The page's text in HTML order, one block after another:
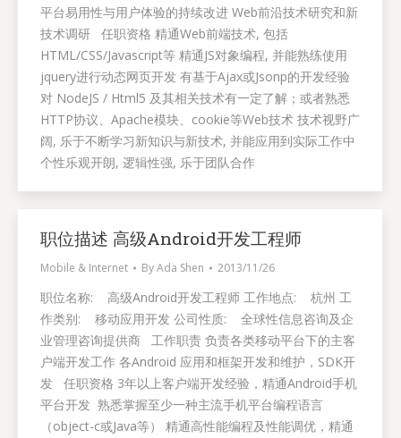
平台易用性与用户体验的持续改进 Web前沿技术研究和新
技术调研 任职资格 精通Web前端技术, 包括
HTML/CSS/Javascript等 精通JS对象编程, 并能熟练使用
jquery进行动态网页开发 有基于Ajax或Jsonp的开发经验
对 NodeJS / Html5 及其相关技术有一定了解；或者熟悉
HTTP协议、Apache模块、cookie等Web技术 技术视野广
阔, 乐于不断学习新知识与新技术, 并能应用到实际工作中
个性乐观开朗, 逻辑性强, 乐于团队合作
职位描述 高级Android开发工程师
Mobile & Internet ByAda Shen 2013/11/26
职位名称: 高级Android开发工程师 工作地点: 杭州 工
作类别: 移动应用开发 公司性质: 全球性信息咨询及企
业管理咨询提供商 工作职责 负责各类移动平台下的主客
户端开发工作 各Android 应用和框架开发和维护，SDK开
发 任职资格 3年以上客户端开发经验，精通Android手机
平台开发 熟悉掌握至少一种主流手机平台编程语言
（object-c或Java等） 精通高性能编程及性能调优，精通